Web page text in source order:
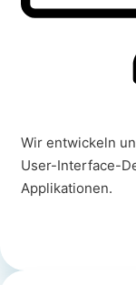
Wir entwickeln
User-Interface-
Applikationen.